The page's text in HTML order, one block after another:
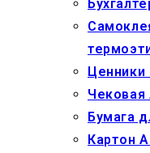
Ценники
Чековая
Бумага
Картон